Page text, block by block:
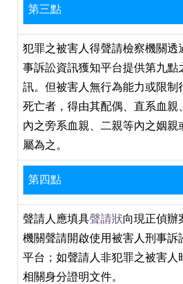
第三點
犯罪之被害人得聲請檢察機關透
事訴訟資訊獲知平台提供第九點
訊。但被害人無行為能力或限制
死亡者，得由其配偶、直系血親
內之旁系血親、二親等內之姻親
屬為之。
第四點
聲請人應填具聲請狀向現正偵辦
機關聲請開啟使用被害人刑事訴
平台；如聲請人非犯罪之被害人
相關身分證明文件。